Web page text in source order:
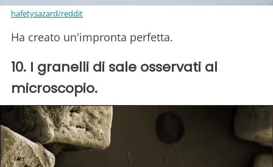
hafetysazard/reddit
Ha creato un'impronta perfetta.
10. I granelli di sale osservati al
microscopio.